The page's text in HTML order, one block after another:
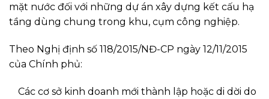
mặt nước đối với những dự án xây dựng kết cấu hạ
tầng dùng chung trong khu, cụm công nghiệp.
Theo Nghị định số 118/2015/NĐ-CP ngày 12/11/2015
của Chính phủ:
Các cơ sở kinh doanh mới thành lập hoặc di dời do